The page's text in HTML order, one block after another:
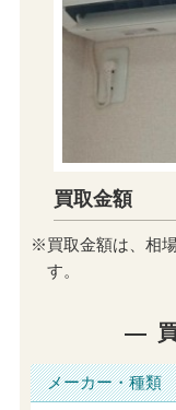
買取金額
※買取金額は、相
す。
メーカー・種類